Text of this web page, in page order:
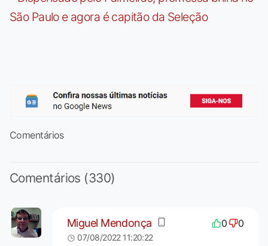
São Paulo e agora é capitão da Seleção
Comentários
Comentários (330)
Miguel Mendonça 0 0
07/08/2022 11:20:22